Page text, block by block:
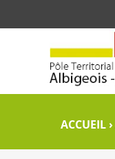
ACCUEIL ›